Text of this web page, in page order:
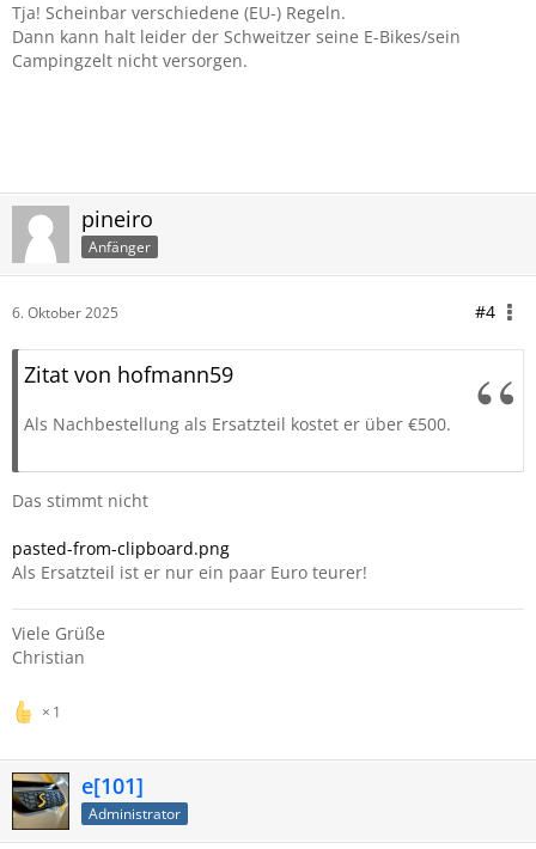
Tja! Scheinbar verschiedene (EU-) Regeln.
Dann kann halt leider der Schweitzer seine E-Bikes/sein
Campingzelt nicht versorgen.
pineiro
Anfänger
6. Oktober 2025 #4
Zitat von hofmann59
Als Nachbestellung als Ersatzteil kostet er über €500.
Das stimmt nicht
pasted-from-clipboard.png
Als Ersatzteil ist er nur ein paar Euro teurer!
Viele Grüße
Christian
1
e[101]
Administrator